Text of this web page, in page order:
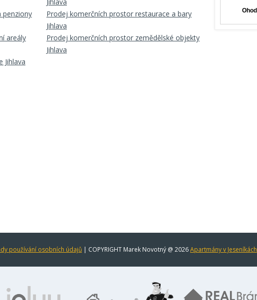
penziony
Prodej komerčních prostor restaurace a bary
Jihlava
areály
Prodej komerčních prostor zemědělské objekty
Jihlava
Jihlava
používání osobních údajů | COPYRIGHT Marek Novotný @ 2026Apartmány v Jeseníkách